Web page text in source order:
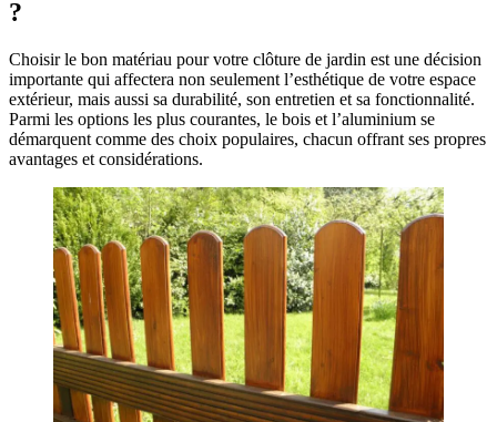
?
Choisir le bon matériau pour votre clôture de jardin est une décision
importante qui affectera non seulement l’esthétique de votre espace
extérieur, mais aussi sa durabilité, son entretien et sa fonctionnalité.
Parmi les options les plus courantes, le bois et l’aluminium se
démarquent comme des choix populaires, chacun offrant ses propres
avantages et considérations.